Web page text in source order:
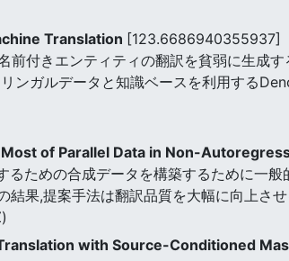
Translation [123.6686940355937]
付きエンティティの翻訳を貧弱に生成
ンガルデータと知識ベースを利用する
of Parallel Data in Non-
ための合成データを構築するために一
果,提案手法は翻訳品質を大幅に向上させ
with Source-Conditioned